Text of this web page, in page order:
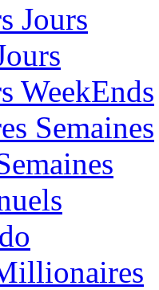
Jours
WeekEnds
Semaines